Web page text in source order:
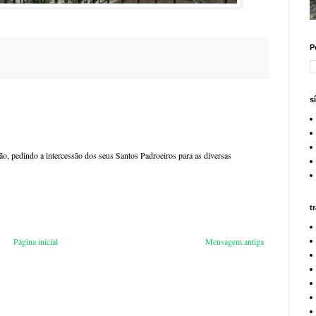
pedindo a intercessão dos seus Santos Padroeiros para as diversas
Mensagem antiga
Página inicial